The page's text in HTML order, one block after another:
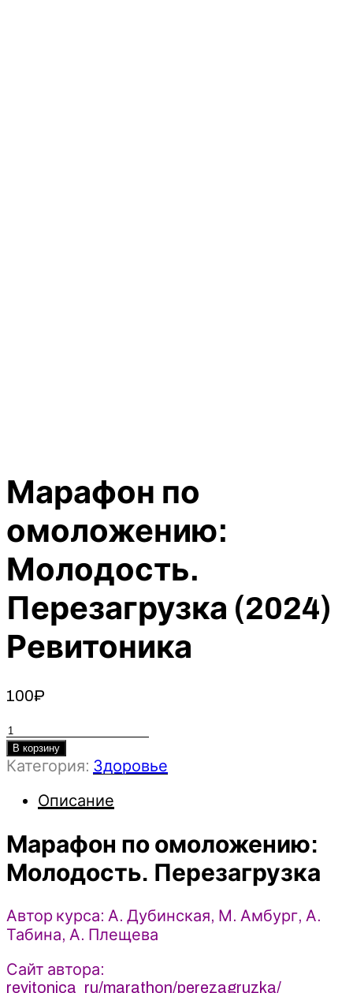
Марафон по
омоложению:
Молодость.
Перезагрузка (2024)
Ревитоника
100₽
Количество
товара
Марафон
омоложению:
Перезагрузка
(2024)
Ревитоника
В корзину
Категория: Здоровье
Описание
Марафон по омоложению:
Молодость. Перезагрузка
Автор курса: А. Дубинская, М. Амбург, А.
Табина, А. Плещева
Сайт автора:
revitonica_ru/marathon/perezagruzka/